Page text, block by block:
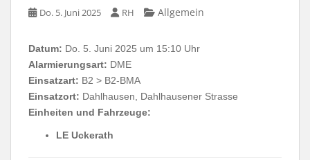
Do. 5. Juni 2025 RH Allgemein
Datum: Do. 5. Juni 2025 um 15:10 Uhr
Alarmierungsart: DME
Einsatzart: B2 > B2-BMA
Einsatzort: Dahlhausen, Dahlhausener Strasse
Einheiten und Fahrzeuge:
LE Uckerath